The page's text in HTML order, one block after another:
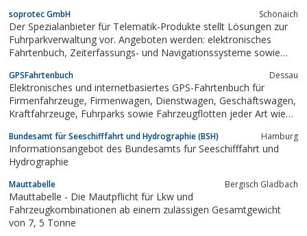
soprotec GmbH Schönaich
Der Spezialanbieter für Telematik-Produkte stellt Lösungen zur
Fuhrparkverwaltung vor. Angeboten werden: elektronisches
Fahrtenbuch, Zeiterfassungs- und Navigationssysteme sowie
GPSFahrtenbuch Dessau
Elektronisches und internetbasiertes GPS-Fahrtenbuch für
Firmenfahrzeuge, Firmenwagen, Dienstwagen, Geschäftswagen,
Kraftfahrzeuge, Fuhrparks sowie Fahrzeugflotten jeder Art wie
Fahrtenbuch ermöglicht die Überwachung, Erfassung und
Abrechnung von Privatfahrten,...
Bundesamt für Seeschifffahrt und Hydrographie (BSH) Hamburg
Informationsangebot des Bundesamts fur Seeschifffahrt und
Hydrographie
Mauttabelle Bergisch Gladbach
Mauttabelle - Die Mautpflicht für Lkw und
Fahrzeugkombinationen ab einem zulässigen Gesamtgewicht
von 7, 5 Tonne